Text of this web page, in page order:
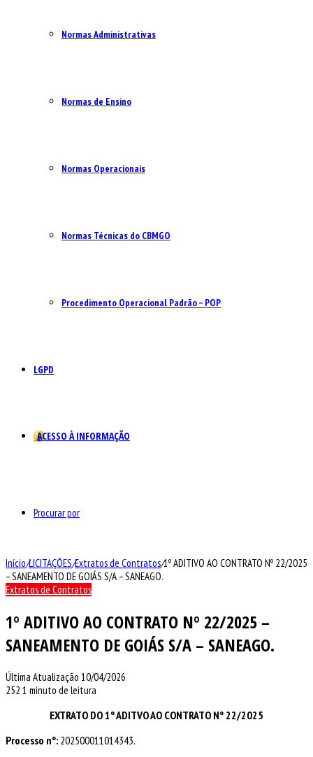
Normas Administrativas
Normas de Ensino
Normas Operacionais
Normas Técnicas do CBMGO
Procedimento Operacional Padrão – POP
LGPD
ACESSO À INFORMAÇÃO
Procurar por
Início/LICITAÇÕES/Extratos de Contratos/1º ADITIVO AO CONTRATO Nº 22/2025
– SANEAMENTO DE GOIÁS S/A – SANEAGO.
Extratos de Contratos
1º ADITIVO AO CONTRATO Nº 22/2025 –
SANEAMENTO DE GOIÁS S/A – SANEAGO.
Última Atualização 10/04/2026
252 1 minuto de leitura
EXTRATO DO 1º ADITVO AO CONTRATO Nº 22/2025
Processo nº: 202500011014343.